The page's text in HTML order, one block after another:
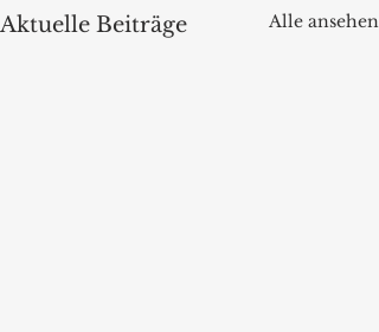
Aktuelle Beiträge Alle ansehen